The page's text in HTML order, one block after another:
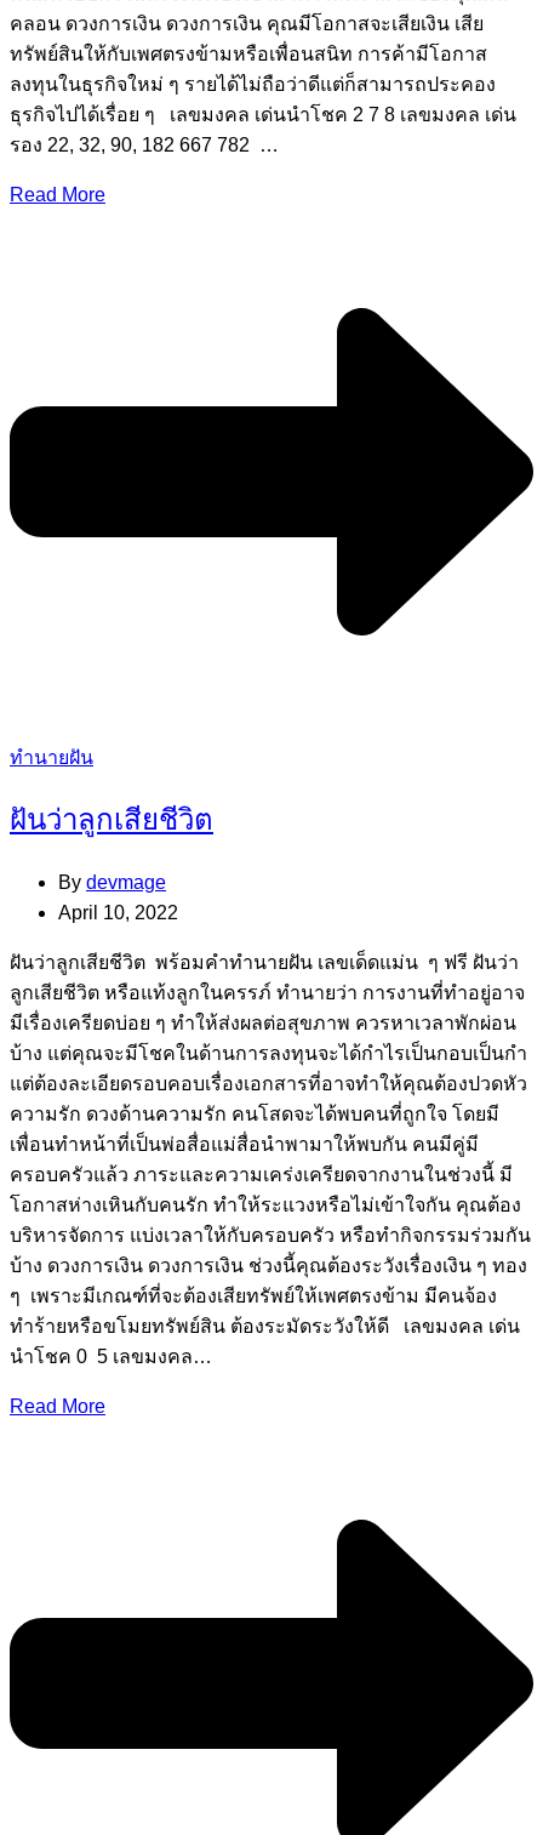
คลอน ดวงการเงิน ดวงการเงิน คุณมีโอกาสจะเสียเงิน เสีย
ทรัพย์สินให้กับเพศตรงข้ามหรือเพื่อนสนิท การค้ามีโอกาส
ลงทุนในธุรกิจใหม่ ๆ รายได้ไม่ถือว่าดีแต่ก็สามารถประคอง
ธุรกิจไปได้เรื่อย ๆ เลขมงคล เด่นนำโชค 2 7 8 เลขมงคล เด่น
รอง 22, 32, 90, 182 667 782 …
Read More
Categories
ทำนายฝัน
ฝันว่าลูกเสียชีวิต
By devmage
April 10, 2022
ฝันว่าลูกเสียชีวิต พร้อมคำทำนายฝัน เลขเด็ดแม่น ๆ ฟรี ฝันว่า
ลูกเสียชีวิต หรือแท้งลูกในครรภ์ ทำนายว่า การงานที่ทำอยู่อาจ
มีเรื่องเครียดบ่อย ๆ ทำให้ส่งผลต่อสุขภาพ ควรหาเวลาพักผ่อน
บ้าง แต่คุณจะมีโชคในด้านการลงทุนจะได้กำไรเป็นกอบเป็นกำ
แต่ต้องละเอียดรอบคอบเรื่องเอกสารที่อาจทำให้คุณต้องปวดหัว
ความรัก ดวงด้านความรัก คนโสดจะได้พบคนที่ถูกใจ โดยมี
เพื่อนทำหน้าที่เป็นพ่อสื่อแม่สื่อนำพามาให้พบกัน คนมีคู่มี
ครอบครัวแล้ว ภาระและความเคร่งเครียดจากงานในช่วงนี้ มี
โอกาสห่างเหินกับคนรัก ทำให้ระแวงหรือไม่เข้าใจกัน คุณต้อง
บริหารจัดการ แบ่งเวลาให้กับครอบครัว หรือทำกิจกรรมร่วมกัน
บ้าง ดวงการเงิน ดวงการเงิน ช่วงนี้คุณต้องระวังเรื่องเงิน ๆ ทอง
ๆ เพราะมีเกณฑ์ที่จะต้องเสียทรัพย์ให้เพศตรงข้าม มีคนจ้อง
ทำร้ายหรือขโมยทรัพย์สิน ต้องระมัดระวังให้ดี เลขมงคล เด่น
นำโชค 0 5 เลขมงคล…
Read More